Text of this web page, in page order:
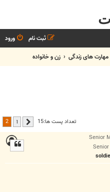
ورود
ثبت نام
مهارت های زندگی زن و خانواده
تعداد پست ها:15 قبلی 1
2